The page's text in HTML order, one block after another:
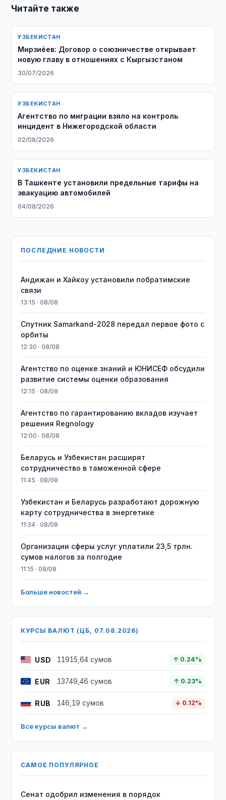
Читайте также
УЗБЕКИСТАН
Мирзиёев: Договор о союзничестве открывает
новую главу в отношениях с Кыргызстаном
30/07/2026
УЗБЕКИСТАН
Агентство по миграции взяло на контроль
инцидент в Нижегородской области
02/08/2026
УЗБЕКИСТАН
В Ташкенте установили предельные тарифы на
эвакуацию автомобилей
04/08/2026
ПОСЛЕДНИЕ НОВОСТИ
Андижан и Хайкоу установили побратимские
связи
13:15 · 08/08
Спутник Samarkand-2028 передал первое фото с
орбиты
12:30 · 08/08
Агентство по оценке знаний и ЮНИСЕФ обсудили
развитие системы оценки образования
12:15 · 08/08
Агентство по гарантированию вкладов изучает
решения Regnology
12:00 · 08/08
Беларусь и Узбекистан расширят
сотрудничество в таможенной сфере
11:45 · 08/08
Узбекистан и Беларусь разработают дорожную
карту сотрудничества в энергетике
11:34 · 08/08
Организации сферы услуг уплатили 23,5 трлн.
сумов налогов за полгодие
11:15 · 08/08
Больше новостей →
КУРСЫ ВАЛЮТ (ЦБ, 07.08.2026)
USD 11915,64 сумов ↑ 0.24%
EUR 13749,46 сумов ↑ 0.23%
RUB 146,19 сумов ↓ 0.12%
Все курсы валют →
САМОЕ ПОПУЛЯРНОЕ
Сенат одобрил изменения в порядок